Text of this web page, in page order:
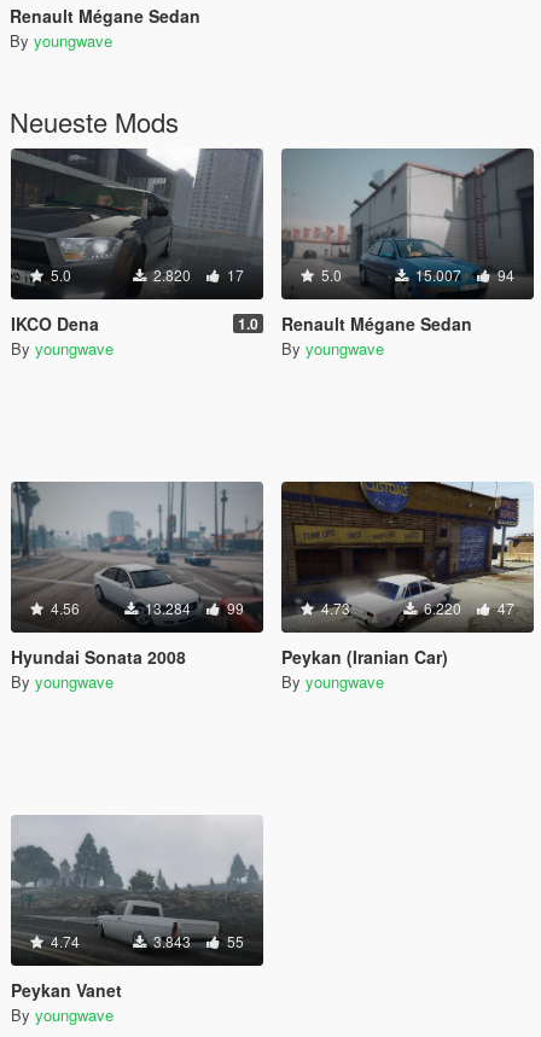
Renault Mégane Sedan
By youngwave
Neueste Mods
5.0 2.820 17
IKCO Dena 1.0
By youngwave
5.0 15.007 94
Renault Mégane Sedan
By youngwave
4.56 13.284 99
Hyundai Sonata 2008
By youngwave
4.73 6.220 47
Peykan (Iranian Car)
By youngwave
4.74 3.843 55
Peykan Vanet
By youngwave